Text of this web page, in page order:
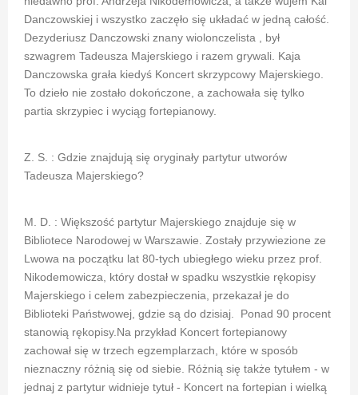
Danczowskiej i wszystko zaczęło się układać w jedną całość.
Dezyderiusz Danczowski znany wiolonczelista , był
szwagrem Tadeusza Majerskiego i razem grywali. Kaja
Danczowska grała kiedyś Koncert skrzypcowy Majerskiego.
To dzieło nie zostało dokończone, a zachowała się tylko
partia skrzypiec i wyciąg fortepianowy.
Z. S. : Gdzie znajdują się oryginały partytur utworów
Tadeusza Majerskiego?
M. D. : Większość partytur Majerskiego znajduje się w
Bibliotece Narodowej w Warszawie. Zostały przywiezione ze
Lwowa na początku lat 80-tych ubiegłego wieku przez prof.
Nikodemowicza, który dostał w spadku wszystkie rękopisy
Majerskiego i celem zabezpieczenia, przekazał je do
Biblioteki Państwowej, gdzie są do dzisiaj. Ponad 90 procent
stanowią rękopisy.Na przykład Koncert fortepianowy
zachował się w trzech egzemplarzach, które w sposób
nieznaczny różnią się od siebie. Różnią się także tytułem - w
jednaj z partytur widnieje tytuł - Koncert na fortepian i wielką